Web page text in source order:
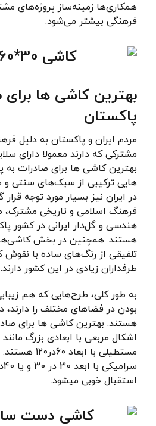
همکاری‌ها زمینه‌ساز پروژه‌های
فرهنگی بیشتر می‌شود.
بهترین کاشی ها برای
پاکستان
مردم ایران و پاکستان به دلیل
مشترکی که دارند معمولا دارای
بهترین کاشی ها برای صادرات به
هایی ترکیبی از سبک‌های سنتی و
در ایران نیز بسیار مورد توجه قرار
فرهنگ اسلامی و تاریخی
هندسی و گل‌دار ایرانی در کشور
هستند. همچنین در بخش
تلفیقی از رنگ‌های ساده با نقوش
طرفداران زیادی در این کشور دارند.
به طور کلی، طرح‌هایی که هم
بودن در فضاهای مختلف را دارند،
هستند. بهترین کاشی ها برای
مستطیلی با
استقبال خوبی میشود.